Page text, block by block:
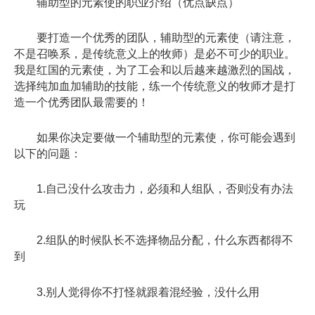
要打造一个优秀的团队，辅助型的元素使（请注意，
不是召唤系，是传统意义上的牧师）是必不可少的职业。
我是红国的元素使，为了工会和以后越来越激烈的国战，
选择纯加血加辅助的技能，练一个传统意义的牧师才是打
造一个优秀团队最需要的！
如果你决定要做一个辅助型的元素使，你可能会遇到
以下的问题：
1.自己没什么攻击力，必须和人组队，否则没有办法
玩
2.组队的时候队长不选择物品分配，什么东西都得不
到
3.别人觉得你不打怪就跟着混经验，没什么用